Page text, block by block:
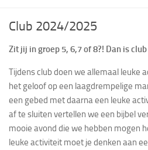
Club 2024/2025
Zit jij in groep 5, 6,7 of 8?! Dan is
Tijdens club doen we allemaal leuke
het geloof op een laagdrempelige
een gebed met daarna een leuke
af te sluiten vertellen we een bijbel
mooie avond die we hebben mogen
leuke activiteit moet je denken aan